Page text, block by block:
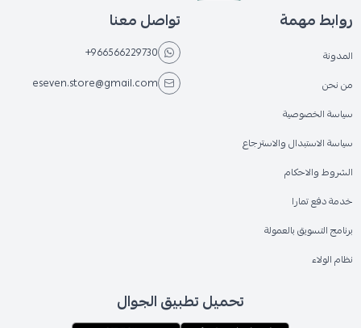
روابط مهمة
المدونة
من نحن
سياسة الخصوصية
سياسة الاستبدال والاسترجاع
الشروط والاحكام
خدمة دفع تمارا
برنامج التسويق بالعمولة
نظام الولاء
تواصل معنا
+966566229730
eseven.store@gmail.com
تحميل تطبيق الجوال